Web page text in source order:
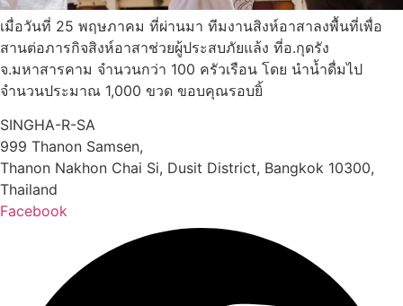
เมื่อวันที่ 25 พฤษภาคม ที่ผ่านมา ทีมงานสิงห์อาสาลงพื้นที่เพื่อ
สานต่อภารกิจสิงห์อาสาช่วยผู้ประสบภัยแล้ง ที่อ.กุดรัง
จ.มหาสารคาม จำนวนกว่า 100 ครัวเรือน โดย นำน้ำดื่มไป
จำนวนประมาณ 1,000 ขวด ขอบคุณรอบยิ้
SINGHA-R-SA
999 Thanon Samsen,
Thanon Nakhon Chai Si, Dusit District, Bangkok 10300,
Thailand
Facebook